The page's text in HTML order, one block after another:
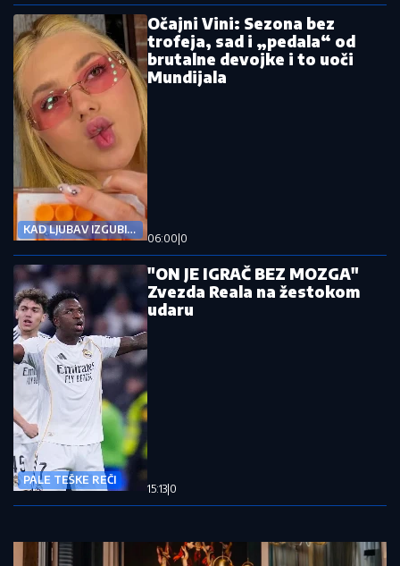
KAD LJUBAV IZGUBI
SMISAO
Očajni Vini: Sezona bez
trofeja, sad i „pedala“ od
brutalne devojke i to uoči
Mundijala
06:00 0
PALE TEŠKE REČI
"ON JE IGRAČ BEZ MOZGA"
Zvezda Reala na žestokom
udaru
15:13 0